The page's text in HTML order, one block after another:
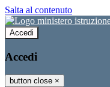
Salta al contenuto
Accedi
Accedi
button close ×